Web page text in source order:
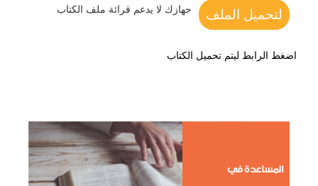
لتحميل الملف جهازك لا يدعم قرائة ملف الكتاب
اضغط الرابط ليتم تحميل الكتاب